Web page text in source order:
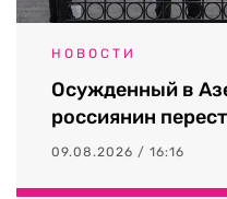
НОВОСТИ
Осужденный в
россиянин
09.08.2026 / 16:16